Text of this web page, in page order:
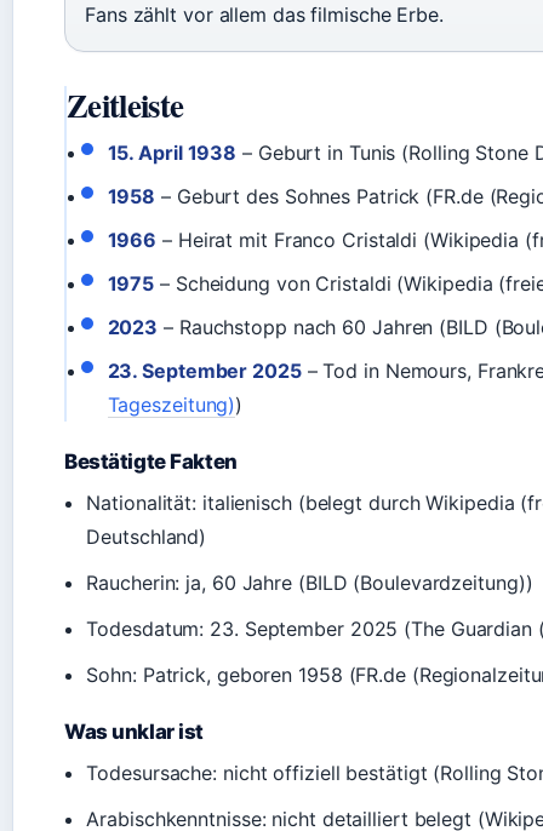
Fans zählt vor allem das filmische Erbe.
Zeitleiste
15. April 1938 – Geburt in Tunis (Rolling Stone
1958 – Geburt des Sohnes Patrick (FR.de
1966 – Heirat mit Franco Cristaldi (Wikipedia
1975 – Scheidung von Cristaldi (Wikipedia
2023 – Rauchstopp nach 60 Jahren (BILD
23. September 2025– Tod in Nemours,
Tageszeitung))
Bestätigte Fakten
Nationalität: italienisch (belegt durch Wikipedia
Deutschland)
Raucherin: ja, 60 Jahre (BILD (Boulevardzeitung))
Todesdatum: 23. September 2025 (The
Sohn: Patrick, geboren 1958 (FR.de
Was unklar ist
Todesursache: nicht offiziell bestätigt (Rolling
Arabischkenntnisse: nicht detailliert belegt